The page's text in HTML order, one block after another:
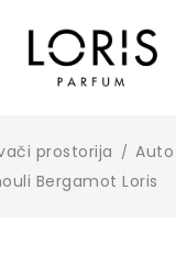
prostorija /
Bergamot Loris